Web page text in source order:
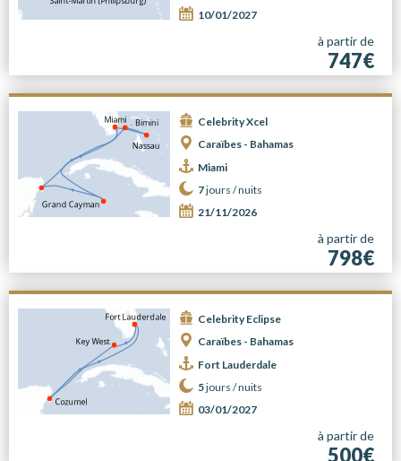
10/01/2027
à partir de
747€
Celebrity Xcel
Caraïbes - Bahamas
Miami
7jours /nuits
21/11/2026
à partir de
798€
Celebrity Eclipse
Caraïbes - Bahamas
Fort Lauderdale
5jours /nuits
03/01/2027
à partir de
500€